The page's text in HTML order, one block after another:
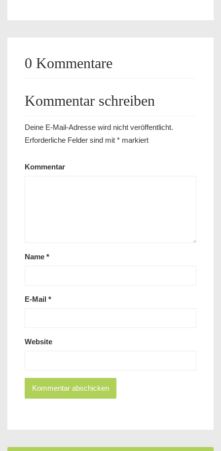
0 Kommentare
Kommentar schreiben
Deine E-Mail-Adresse wird nicht veröffentlicht.
Erforderliche Felder sind mit * markiert
Kommentar
Name *
E-Mail *
Website